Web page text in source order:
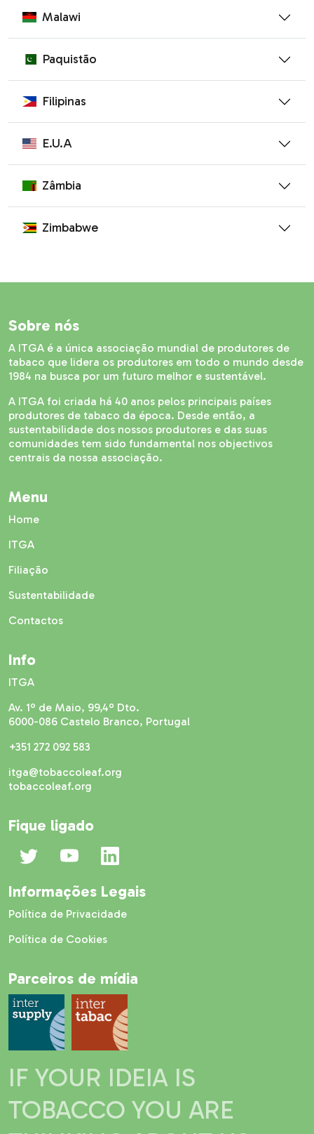
Malawi
Paquistão
Filipinas
E.U.A
Zâmbia
Zimbabwe
Sobre nós
A ITGA é a única associação mundial de produtores de
tabaco que lidera os produtores em todo o mundo desde
1984 na busca por um futuro melhor e sustentável.
A ITGA foi criada há 40 anos pelos principais países
produtores de tabaco da época. Desde então, a
sustentabilidade dos nossos produtores e das suas
comunidades tem sido fundamental nos objectivos
centrais da nossa associação.
Menu
Home
ITGA
Filiação
Sustentabilidade
Contactos
Info
ITGA
Av. 1º de Maio, 99,4º Dto.
6000-086 Castelo Branco, Portugal
+351 272 092 583
itga@tobaccoleaf.org
tobaccoleaf.org
Fique ligado
Parceiros de mídia
Informações Legais
Política de Privacidade
Política de Cookies
IF YOUR IDEIA IS
TOBACCO YOU ARE